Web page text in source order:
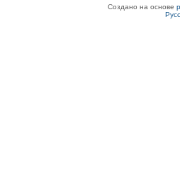
Создано на основе